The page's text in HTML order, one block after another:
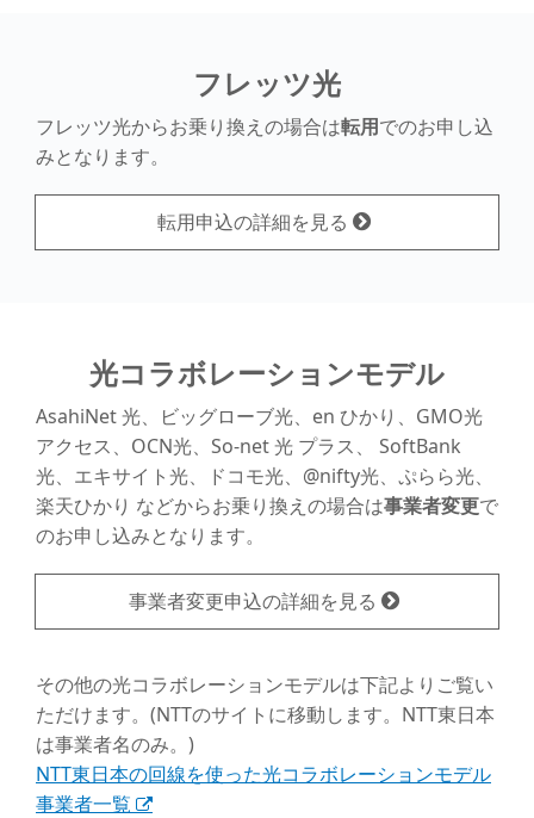
フレッツ光
フレッツ光からお乗り換えの場合は転用でのお申し込
みとなります。
転用申込の詳細を見る
光コラボレーションモデル
AsahiNet 光、ビッグローブ光、en ひかり、GMO光
アクセス、OCN光、So-net 光 プラス、
SoftBank
光、エキサイト光、ドコモ光、@nifty光、ぷらら光、
楽天ひかり などからお乗り換えの場合は事業者変更で
のお申し込みとなります。
事業者変更申込の詳細を見る
その他の光コラボレーションモデルは下記よりご覧い
ただけます。 (NTTのサイトに移動します。NTT東日本
は事業者名のみ。)
NTT東日本の回線を使った光コラボレーションモデル
事業者一覧